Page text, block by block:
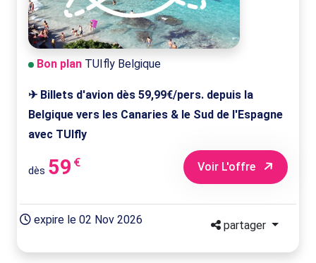
Bon plan TUIfly Belgique
✈ Billets d'avion dès 59,99€/pers. depuis la
Belgique vers les Canaries & le Sud de l'Espagne
avec TUIfly
dès 59 € Voir L'offre
expire le 02 Nov 2026 partager